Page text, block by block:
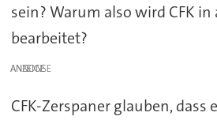
sein? Warum also wird CFK in
bearbeitet?
ANZEIGE
CFK-Zerspaner glauben, dass